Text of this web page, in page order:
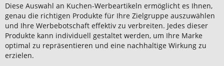
Diese Auswahl an Kuchen-Werbeartikeln ermöglicht es Ihnen,
genau die richtigen Produkte für Ihre Zielgruppe auszuwählen
und Ihre Werbebotschaft effektiv zu verbreiten. Jedes dieser
Produkte kann individuell gestaltet werden, um Ihre Marke
optimal zu repräsentieren und eine nachhaltige Wirkung zu
erzielen.